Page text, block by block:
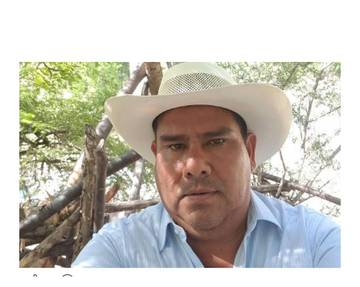
comunicación para el traslado de personas, productos y
servicios esenciales. Pobladores detallaron que “Las lluvias
torrenciales registradas la tarde de este domingo 28 de
junio y hoy por la madrugada ocasionaron el derrumbe de
una alcantarilla, lo que interrumpe el tránsito vehicular de
Jicotlán a Tepelmeme, su camino que los conecta con la
carretera de peaje y de mayor movilidad”. Las autoridades
Municipales solicitan a CABI...